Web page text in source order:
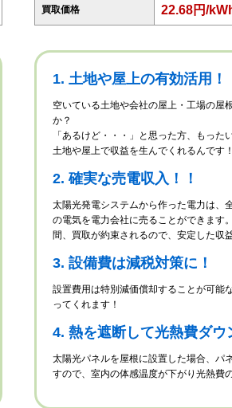
買取価格 22.68円/
1. 土地や屋上の有効活用！
空いている土地や会社の屋上・工場の屋
か？
「あるけど・・・」と思った方、もった
土地や屋上で収益を生んでくれるんです！
2. 確実な売電収入！！
太陽光発電システムから作った電力は、
の電気を電力会社に売ることができます
間、買取が約束されるので、安定した収
3. 設備費は減税対策に！
設置費用は特別減価償却することが可能
ってくれます！
4. 熱を遮断して光熱費ダウ
太陽光パネルを屋根に設置した場合、パ
すので、室内の体感温度が下がり光熱費